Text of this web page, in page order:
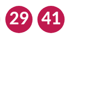
29 41